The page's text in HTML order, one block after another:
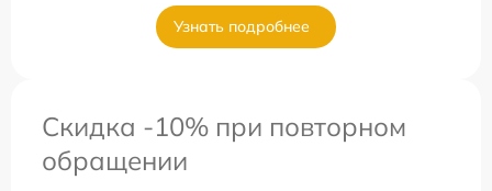
Узнать подробнее
Скидка -10% при повторном
обращении